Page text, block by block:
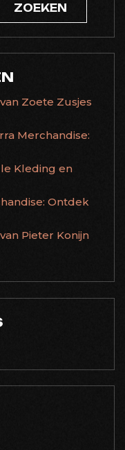
ZOEKEN
Zoete Zusjes
Merchandise:
Kleding en
Ontdek
Pieter Konijn